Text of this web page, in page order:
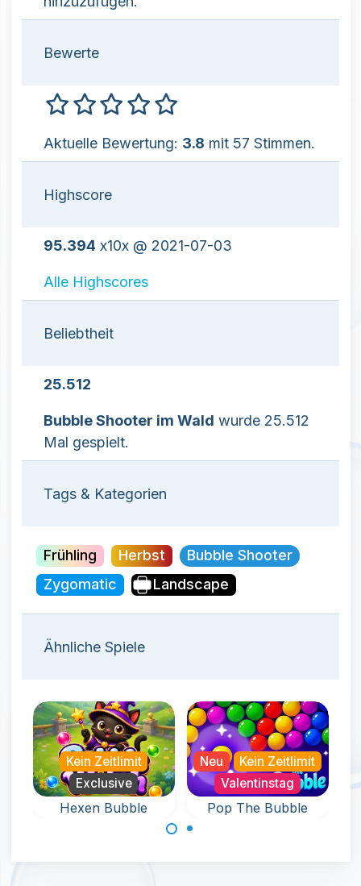
Bewerte
Aktuelle Bewertung: 3.8 mit 57 Stimmen.
Highscore
95.394 x10x @ 2021-07-03
Alle Highscores
Beliebtheit
25.512
Bubble Shooter im Wald wurde 25.512
Mal gespielt.
Tags & Kategorien
Frühling Herbst
Bubble Shooter
Zygomatic
Landscape
Ähnliche Spiele
Hexen Bubble
Kein Zeitlimit
Exclusive
Pop The Bubble
Neu
Kein Zeitlimit
Valentinstag